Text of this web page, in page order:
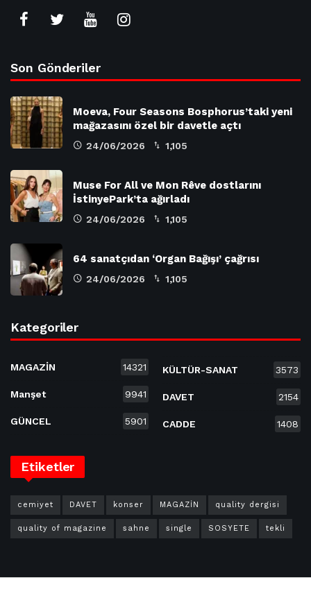
Son Gönderiler
Moeva, Four Seasons Bosphorus’taki yeni
mağazasını özel bir davetle açtı
24/06/2026 1,105
Muse For All ve Mon Rêve dostlarını
İstinyePark’ta ağırladı
24/06/2026 1,105
64 sanatçıdan ‘Organ Bağışı’ çağrısı
24/06/2026 1,105
Kategoriler
MAGAZİN 14321
Manşet 9941
GÜNCEL 5901
KÜLTÜR-SANAT 3573
DAVET 2154
CADDE 1408
Etiketler
cemiyet DAVET konser MAGAZİN quality dergisi
quality of magazine sahne single SOSYETE tekli